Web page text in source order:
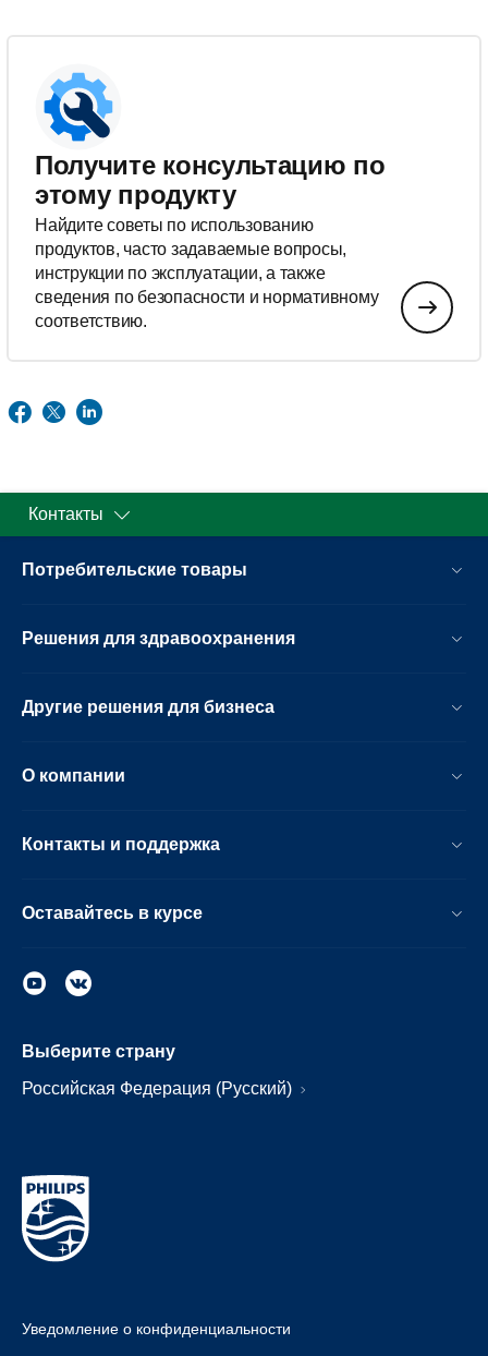
Получите консультацию по
этому продукту
Найдите советы по использованию
продуктов, часто задаваемые вопросы,
инструкции по эксплуатации, а также
сведения по безопасности и нормативному
соответствию.
Контакты
Потребительские товары
Решения для здравоохранения
Другие решения для бизнеса
О компании
Контакты и поддержка
Оставайтесь в курсе
Выберите страну
Российская Федерация (Русский)
Уведомление о конфиденциальности